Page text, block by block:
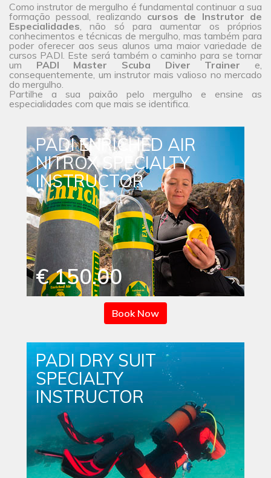
Como instrutor de mergulho é fundamental continuar a sua
formação pessoal, realizando cursos de Instrutor de
Especialidades, não só para aumentar os próprios
conhecimentos e técnicas de mergulho, mas também para
poder oferecer aos seus alunos uma maior variedade de
cursos PADI. Este será também o caminho para se tornar
um PADI Master Scuba Diver Trainer e,
consequentemente, um instrutor mais valioso no mercado
do mergulho.
Partilhe a sua paixão pelo mergulho e ensine as
especialidades com que mais se identifica.
PADI ENRICHED AIR
NITROX SPECIALTY
INSTRUCTOR
€ 150.00
Book Now
PADI DRY SUIT
SPECIALTY
INSTRUCTOR